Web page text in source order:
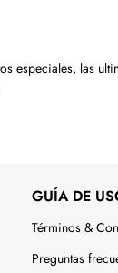
especiales, las
GUÍA DE
Términos &
Preguntas